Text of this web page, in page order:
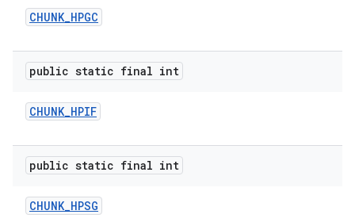
CHUNK_HPGC
public static final int
CHUNK_HPIF
public static final int
CHUNK_HPSG